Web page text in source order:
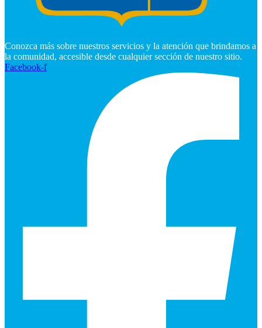
Conozca más sobre nuestros servicios y la atención que brindamos a
la comunidad, accesible desde cualquier sección de nuestro sitio.
Facebook-f